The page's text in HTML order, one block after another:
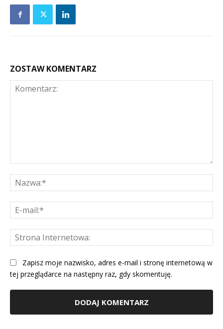
ZOSTAW KOMENTARZ
Zapisz moje nazwisko, adres e-mail i stronę internetową w
tej przeglądarce na następny raz, gdy skomentuję.